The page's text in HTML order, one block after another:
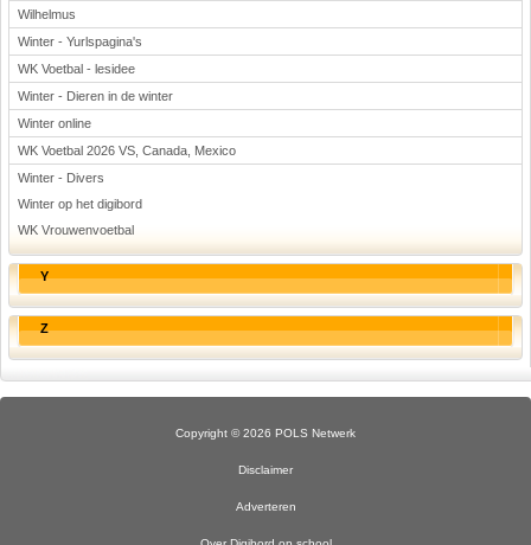
Wilhelmus
Winter - Yurlspagina's
WK Voetbal - lesidee
Winter - Dieren in de winter
Winter online
WK Voetbal 2026 VS, Canada, Mexico
Winter - Divers
Winter op het digibord
WK Vrouwenvoetbal
Y
Z
Copyright © 2026 POLS Netwerk
Disclaimer
Adverteren